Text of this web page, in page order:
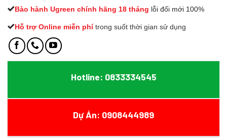
Bào hành Ugreen chính hãng 18 tháng lỗi đổi mới 100%
Hỗ trợ Online miễn phí trong suốt thời gian sử dụng
Hotline: 0833334545
Dự Án: 0908444989